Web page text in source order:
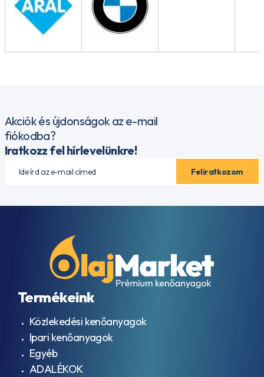
Akciók és újdonságok az e-mail
fiókodba?
Iratkozz fel hírlevelünkre!
Termékeink
Közlekedési kenőanyagok
Ipari kenőanyagok
Egyéb
ADALÉKOK